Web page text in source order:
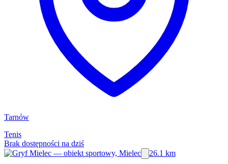
Tarnów
Tenis
Brak dostępności na dziś
26.1 km